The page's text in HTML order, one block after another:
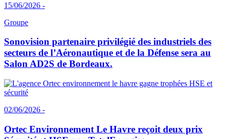
15/06/2026 -
Groupe
Sonovision partenaire privilégié des industriels des
secteurs de l’Aéronautique et de la Défense sera au
Salon AD2S de Bordeaux.
02/06/2026 -
Ortec Environnement Le Havre reçoit deux prix